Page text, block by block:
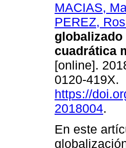
MACIAS,
PEREZ,
cuadrática
[online].
0120-419X.
https://
2018004.
En este